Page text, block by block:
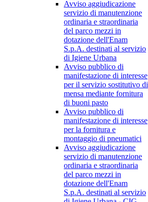
Avviso aggiudicazione
servizio di manutenzione
ordinaria e straordinaria
del parco mezzi in
dotazione dell'Enam
S.p.A. destinati al servizio
di Igiene Urbana
Avviso pubblico di
manifestazione di interesse
per il servizio sostitutivo di
mensa mediante fornitura
di buoni pasto
Avviso pubblico di
manifestazione di interesse
per la fornitura e
montaggio di pneumatici
Avviso aggiudicazione
servizio di manutenzione
ordinaria e straordinaria
del parco mezzi in
dotazione dell'Enam
S.p.A. destinati al servizio